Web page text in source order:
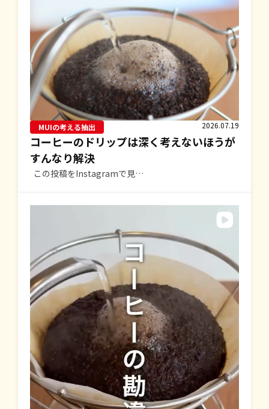
MUIの考える抽出 2026.07.19
コーヒーのドリップは深く考えないほうが
すんなり解決
この投稿をInstagramで見…